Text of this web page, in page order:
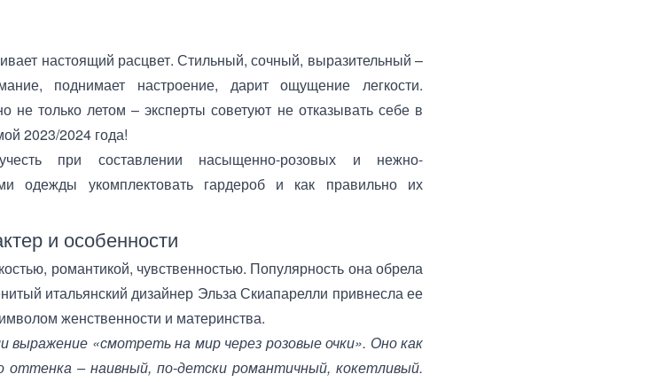
настоящий расцвет. Стильный, сочный, выразительный –
поднимает настроение, дарит ощущение легкости.
не только летом – эксперты советуют не отказывать себе в
2023/2024 года!
при составлении насыщенно-розовых и нежно-
одежды укомплектовать гардероб и как правильно их
и особенности
романтикой, чувственностью. Популярность она обрела
итальянский дизайнер Эльза Скиапарелли привнесла ее
женственности и материнства.
выражение «смотреть на мир через розовые очки». Оно как
оттенка – наивный, по-детски романтичный, кокетливый.